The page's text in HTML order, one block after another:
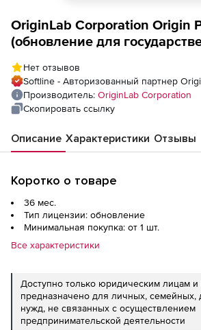
OriginLab Corporation Origin
(обновление для
Years-2018b/2019
Нет отзывов
Softline - Авторизованный партнер
Производитель: OriginLab Corporation
Скопировать ссылку
Описание Характеристики Отзывы
Коротко о товаре
36 мес.
Тип лицензии: обновление
Минимальная покупка: от 1 шт.
Все характеристики
Доступно только юридическим лицам
предназначено для личных,
нужд, не связанных с осуществлением
предпринимательской деятельности